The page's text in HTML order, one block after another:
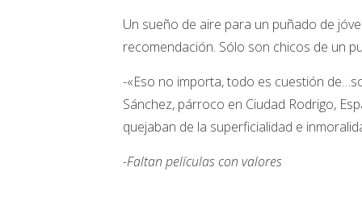
Un sueño de aire para un puñado de
recomendación. Sólo son chicos de un
-«Eso no importa, todo es cuestión
Sánchez, párroco en Ciudad Rodrigo,
quejaban de la superficialidad e
-Faltan películas con valores